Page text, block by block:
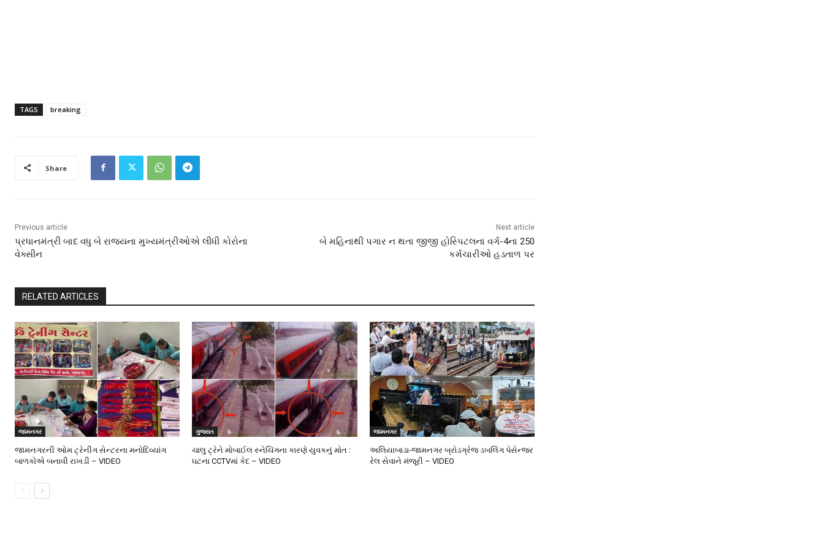
TAGS breaking
Share
Previous article
પ્રધાનમંત્રી બાદ વધુ બે રાજ્યના મુખ્યમંત્રીઓએ લીધી કોરોના
વેક્સીન
Next article
બે મહિનાથી પગાર ન થતા જીજી હોસ્પિટલના વર્ગ-4ના 250
કર્મચારીઓ હડતાળ પર
RELATED ARTICLES
જામનગર
જામનગરની ઓમ ટ્રેનીંગ સેન્ટરના મનોદિવ્યાંગ
બાળકોએ બનાવી રાખડી – VIDEO
ગુજરાત
ચાલુ ટ્રેને મોબાઈલ સ્નેચિંગના કારણે યુવકનું મોત :
ઘટના CCTVમાં કેદ – VIDEO
જામનગર
અલિયાબાડા-જામનગર બ્રોડગ્રેજ ડબલિંગ પેસેન્જર
રેલ સેવાને મંજૂરી – VIDEO